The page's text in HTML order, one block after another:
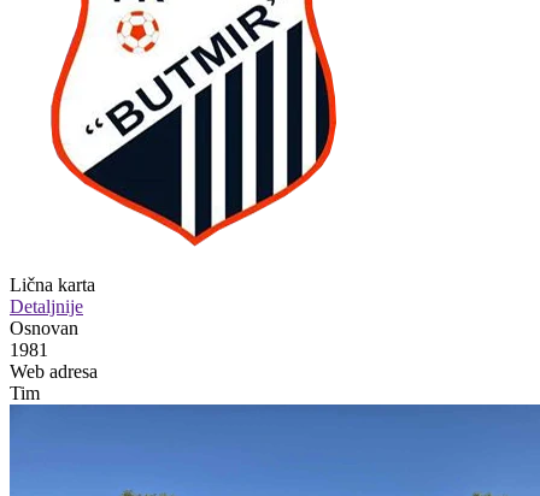
Lična karta
Detaljnije
Osnovan
1981
Web adresa
Tim